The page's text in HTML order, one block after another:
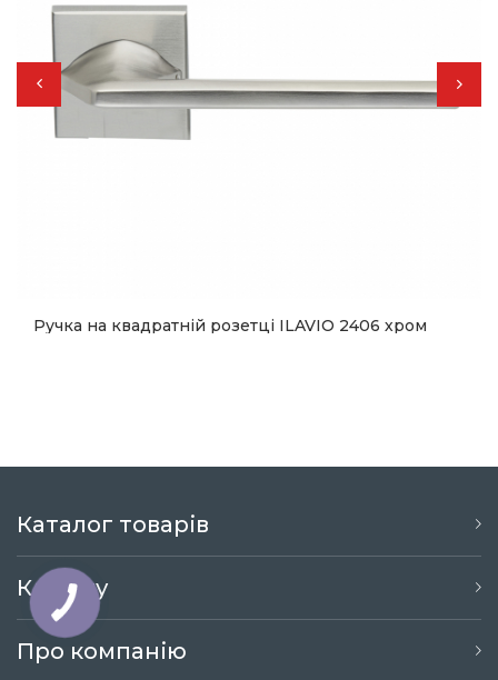
Ручка на квадратній розетці ILAVIO 2406 хром
Каталог товарів
Клієнту
Про компанію